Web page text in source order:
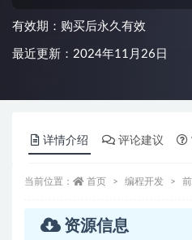
有效期：购买后永久有效
最近更新：2024年11月26日
详情介绍 评论建议
当前位置： 首页 编程开发
资源信息